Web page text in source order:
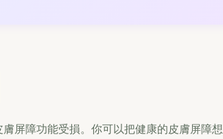
屏障功能受損。你可以把健康的皮膚屏障想